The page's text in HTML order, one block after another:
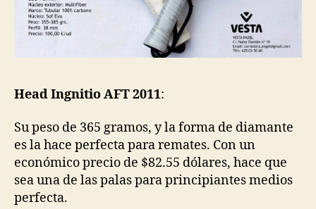
Head Ingnitio AFT 2011:
Su peso de 365 gramos, y la forma de diamante
es la hace perfecta para remates. Con un
económico precio de $82.55 dólares, hace que
sea una de las palas para principiantes medios
perfecta.